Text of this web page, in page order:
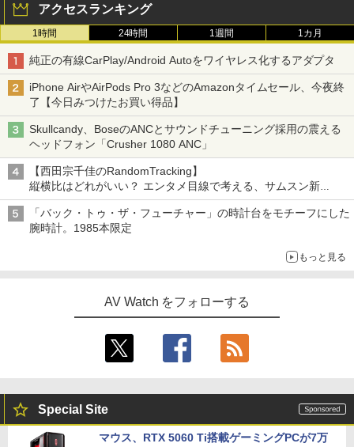
アクセスランキング
1時間 24時間 1週間 1カ月
純正の有線CarPlay/Android Autoをワイヤレス化するアダプタ
iPhone AirやAirPods Pro 3などのAmazonタイムセール、今夜終
了【今日みつけたお買い得品】
Skullcandy、BoseのANCとサウンドチューニング採用の震える
ヘッドフォン「Crusher 1080 ANC」
【西田宗千佳のRandomTracking】
縦横比はどれがいい？ エンタメ目線で考える、サムスン新
「Galaxy Z Fold」
「バック・トゥ・ザ・フューチャー」の時計台をモチーフにした
腕時計。1985本限定
もっと見る
AV Watch をフォローする
Special Site
マウス、RTX 5060 Ti搭載ゲーミングPCが7万